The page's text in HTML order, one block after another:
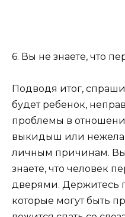
6. Вы не знаете, что
Подводя итог,
будет ребенок,
проблемы в
выкидыш или
личным причинам. Вы
знаете, что человек
дверями. Держитесь
которые могут быть